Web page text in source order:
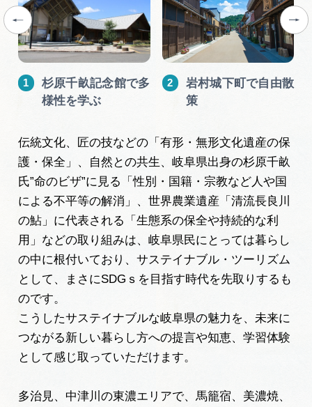
お問い合わせ
杉原千畝記念館で多
様性を学ぶ
岩村城下町で自由散
策
伝統文化、匠の技などの「有形・無形文化遺産の保
護・保全」、自然との共生、岐阜県出身の杉原千畝
氏”命のビザ”に見る「性別・国籍・宗教など人や国
による不平等の解消」、世界農業遺産「清流長良川
の鮎」に代表される「生態系の保全や持続的な利
用」などの取り組みは、岐阜県民にとっては暮らし
の中に根付いており、サステイナブル・ツーリズム
として、まさにSDGｓを目指す時代を先取りするも
のです。
こうしたサステイナブルな岐阜県の魅力を、未来に
つながる新しい暮らし方への提言や知恵、学習体験
として感じ取っていただけます。
多治見、中津川の東濃エリアで、馬籠宿、美濃焼、